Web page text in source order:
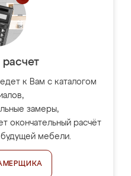
к Вам с каталогом
замеры,
окончательный расчёт
мебели.